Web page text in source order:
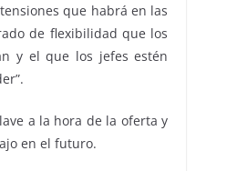
que habrá en las
de flexibilidad que los
y el que los jefes estén
a la hora de la oferta y
en el futuro.